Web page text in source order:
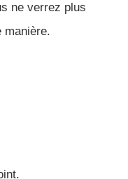
ne verrez plus
manière.